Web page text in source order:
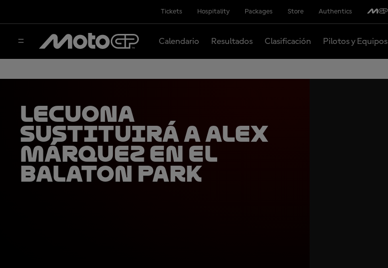
Tickets Hospitality Packages Store Authentics
Calendario Resultados Clasificación Pilotos y Equipos
Lecuona
sustituirá a Alex
Márquez en el
Balaton Park